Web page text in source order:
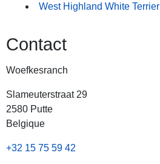
West Highland White Terrier
Contact
Woefkesranch
Slameuterstraat 29
2580 Putte
Belgique
+32 15 75 59 42